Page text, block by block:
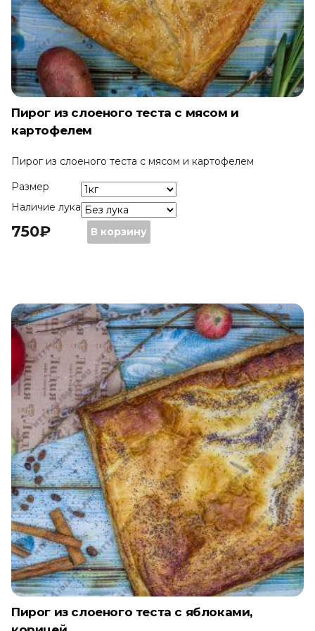
Пирог из слоеного теста с мясом и
картофелем
Пирог из слоеного теста с мясом и картофелем
Размер
Наличие лука
750₽
Количество
мясом
и
картофелем
В корзину
750₽
Пирог из слоеного теста с яблоками,